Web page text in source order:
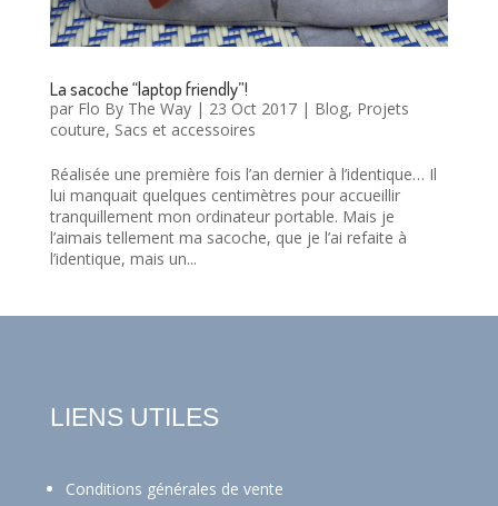
La sacoche “laptop friendly”!
par Flo By The Way| 23 Oct 2017| Blog, Projets
couture, Sacs et accessoires
Réalisée une première fois l’an dernier à l’identique… Il
lui manquait quelques centimètres pour accueillir
tranquillement mon ordinateur portable. Mais je
l’aimais tellement ma sacoche, que je l’ai refaite à
l’identique, mais un...
LIENS UTILES
Conditions générales de vente